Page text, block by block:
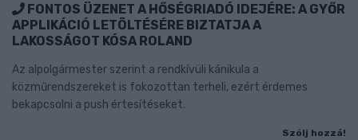
FONTOS ÜZENET A HŐSÉGRIADÓ IDEJÉRE: A GYŐR
APPLIKÁCIÓ LETÖLTÉSÉRE BIZTATJA A
LAKOSSÁGOT KÓSA ROLAND
Az alpolgármester szerint a rendkívüli kánikula a
közműrendszereket is fokozottan terheli, ezért érdemes
bekapcsolni a push értesítéseket.
Szólj hozzá!